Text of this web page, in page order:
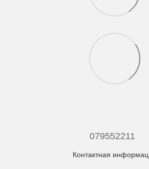
079552211
Контактная